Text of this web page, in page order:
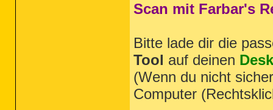
Scan mit Farbar's
Bitte lade dir die
Tool auf deinen
(Wenn du nicht
Computer